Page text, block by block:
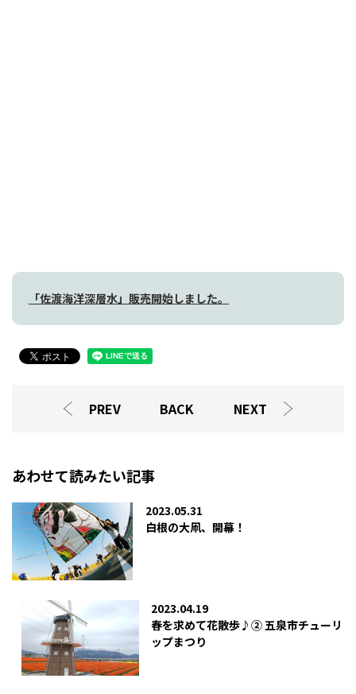
「佐渡海洋深層水」販売開始しました。
PREV BACK NEXT
あわせて読みたい記事
2023.05.31
白根の大凧、開幕！
2023.04.19
春を求めて花散歩♪② 五泉市チューリ
ップまつり